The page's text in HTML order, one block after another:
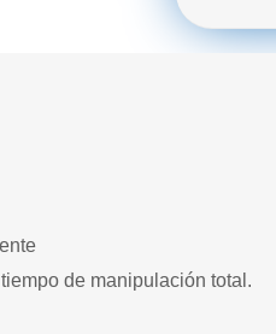
de manipulación total.